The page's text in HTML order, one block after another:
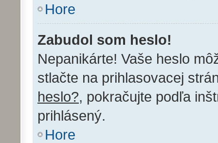
Hore
Zabudol som heslo!
Nepanikárte! Vaše heslo
stlačte na prihlasovacej
heslo?, pokračujte podľa
prihlásený.
Hore